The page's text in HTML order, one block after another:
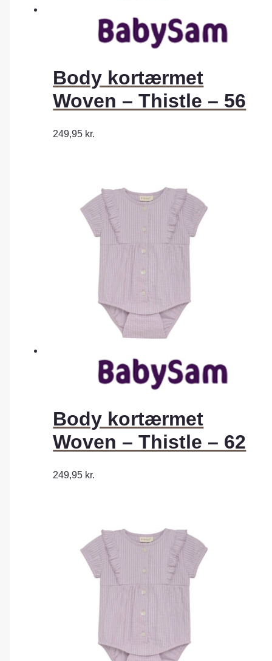
Body kortærmet
Woven – Thistle – 56
249,95 kr.
Body kortærmet
Woven – Thistle – 62
249,95 kr.